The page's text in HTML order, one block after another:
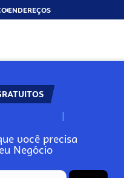
ENDEREÇOS
N
você precisa
Negócio